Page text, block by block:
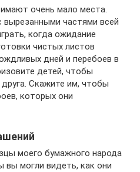
очень мало места.
вырезанными частями всей
когда ожидание
чистых листов
дней и перебоев в
детей, чтобы
Скажите им, чтобы
которых они
моего бумажного народа
могли видеть, как они